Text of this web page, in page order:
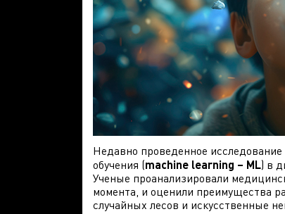
Недавно проведенное
обучения (machine learning – ML) в
Ученые проанализировали
момента, и оценили преимущества
случайных лесов и искусственные